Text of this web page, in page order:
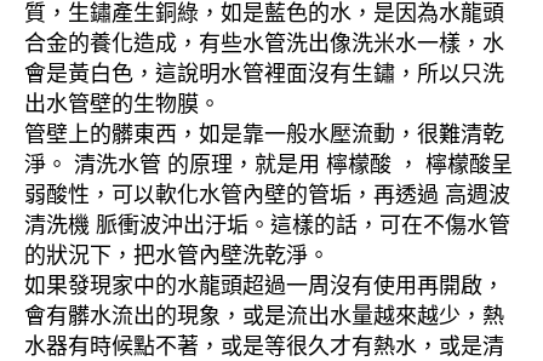
質，生鏽產生銅綠，如是藍色的水，是因為水龍頭
合金的養化造成，有些水管洗出像洗米水一樣，水
會是黃白色，這說明水管裡面沒有生鏽，所以只洗
出水管壁的生物膜。
管壁上的髒東西，如是靠一般水壓流動，很難清乾
淨。 清洗水管 的原理，就是用 檸檬酸 ， 檸檬酸呈
弱酸性，可以軟化水管內壁的管垢，再透過 高週波
清洗機 脈衝波沖出汙垢。這樣的話，可在不傷水管
的狀況下，把水管內壁洗乾淨。
如果發現家中的水龍頭超過一周沒有使用再開啟，
會有髒水流出的現象，或是流出水量越來越少，熱
水器有時候點不著，或是等很久才有熱水，或是清